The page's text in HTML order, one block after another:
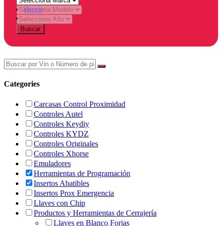
Home
Tienda
Buscar
Categories
Carcasas Control Proximidad
Controles Autel
Controles Keydiy
Controles KYDZ
Controles Originales
Controles Xhorse
Emuladores
Herramientas de Programación
Insertos Abatibles
Insertos Prox Emergencia
Llaves con Chip
Productos y Herramientas de Cerrajería
Llaves en Blanco Forjas